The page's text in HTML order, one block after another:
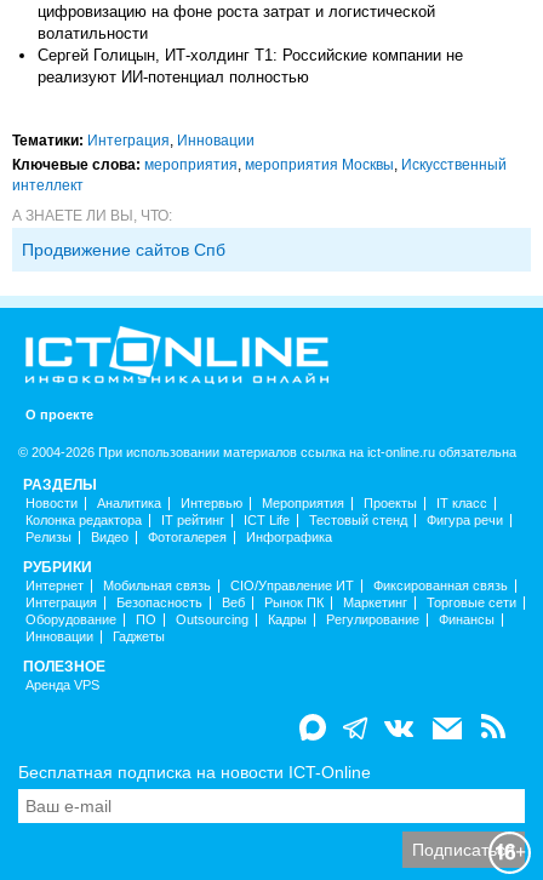
цифровизацию на фоне роста затрат и логистической
волатильности
Сергей Голицын, ИТ-холдинг Т1: Российские компании не
реализуют ИИ-потенциал полностью
Тематики: Интеграция Инновации
Ключевые слова: мероприятия мероприятия Москвы Искусственный
интеллект
А ЗНАЕТЕ ЛИ ВЫ, ЧТО:
Продвижение сайтов Спб
О проекте
© 2004-2026 При использовании материалов ссылка на ict-online.ru обязательна
РАЗДЕЛЫ
Новости Аналитика Интервью Мероприятия Проекты
IT класс
Колонка редактора
IT рейтинг ICT Life Тестовый стенд
Фигура речи
Релизы
Видео Фотогалерея Инфографика
РУБРИКИ
Интернет Мобильная связь CIO/Управление ИТ
Фиксированная связь
Интеграция
Безопасность Веб Рынок ПК Маркетинг
Торговые сети
Оборудование
ПО Outsourcing Кадры Регулирование
Финансы
Инновации
Гаджеты
ПОЛЕЗНОЕ
Аренда VPS
Бесплатная подписка на новости ICT-Online